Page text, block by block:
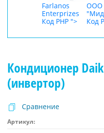
Farlanos
Enterprizes
Код PHP ">
ООО
Код
Кондиционер
(инвертор)
Сравнение
Артикул: